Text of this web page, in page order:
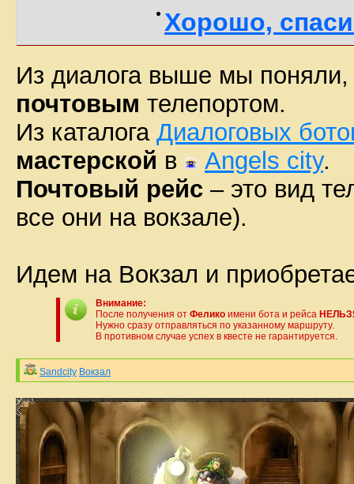
Хорошо,
Из диалога выше мы поняли,
почтовым телепортом.
Из каталога Диалоговых
мастерской в Angels city.
Почтовый рейс – это вид
все они на вокзале).
Идем на Вокзал и
Внимание:
После получения от Фелико имени бота и рейса
Нужно сразу отправляться по указанному маршруту.
В противном случае успех в квесте не гарантируется.
Sandcity Вокзал